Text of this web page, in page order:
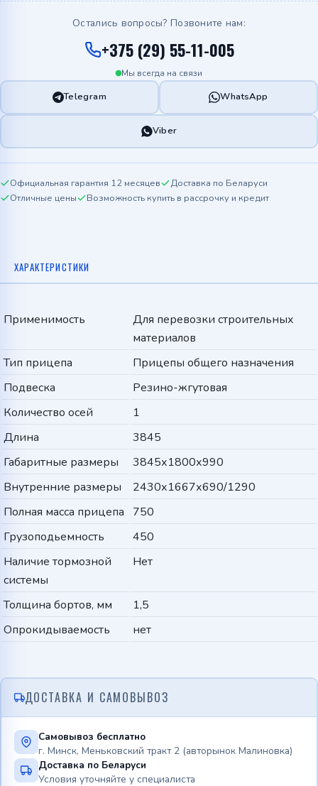
Остались вопросы? Позвоните нам:
+375 (29) 55-11-005
Мы всегда на связи
Telegram WhatsApp
Viber
Официальная гарантия 12 месяцев
Доставка по Беларуси
Отличные цены
Возможность купить в рассрочку и кредит
ХАРАКТЕРИСТИКИ
Применимость
Для перевозки строительных
материалов
Тип прицепа
Прицепы общего назначения
Подвеска
Резино-жгутовая
Количество осей
1
Длина
3845
Габаритные размеры
3845х1800х990
Внутренние размеры
2430х1667х690/1290
Полная масса прицепа
750
Грузоподьемность
450
Наличие тормозной
системы
Нет
Толщина бортов, мм
1,5
Опрокидываемость
нет
ДОСТАВКА И САМОВЫВОЗ
Самовывоз бесплатно
г. Минск, Меньковский тракт 2 (авторынок Малиновка)
Доставка по Беларуси
Условия уточняйте у специалиста